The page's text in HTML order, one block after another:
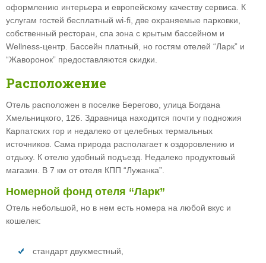
оформлению интерьера и европейскому качеству сервиса. К
услугам гостей бесплатный wi-fi, две охраняемые парковки,
собственный ресторан, спа зона с крытым бассейном и
Wellness-центр. Бассейн платный, но гостям отелей “Ларк” и
“Жаворонок” предоставляются скидки.
Расположение
Отель расположен в поселке Берегово, улица Богдана
Хмельницкого, 126. Здравница находится почти у подножия
Карпатских гор и недалеко от целебных термальных
источников. Сама природа располагает к оздоровлению и
отдыху. К отелю удобный подъезд. Недалеко продуктовый
магазин. В 7 км от отеля КПП “Лужанка”.
Номерной фонд отеля “Ларк”
Отель небольшой, но в нем есть номера на любой вкус и
кошелек:
стандарт двухместный,